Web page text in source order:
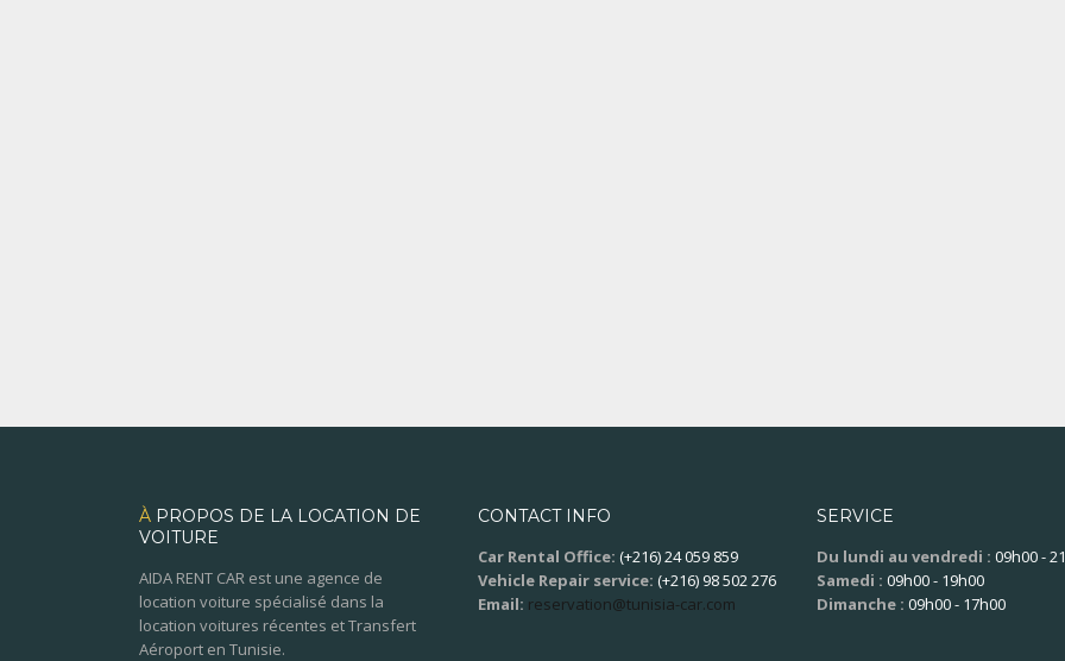
À PROPOS DE LA LOCATION DE
VOITURE
AIDA RENT CAR est une agence de
location voiture spécialisé dans la
location voitures récentes et Transfert
Aéroport en Tunisie.
CONTACT INFO
Car Rental Office: (+216) 24 059 859
Vehicle Repair service: (+216) 98 502 276
Email: reservation@tunisia-car.com
SERVICE
Du lundi au vendredi : 09h00 -
Samedi : 09h00 - 19h00
Dimanche : 09h00 - 17h00